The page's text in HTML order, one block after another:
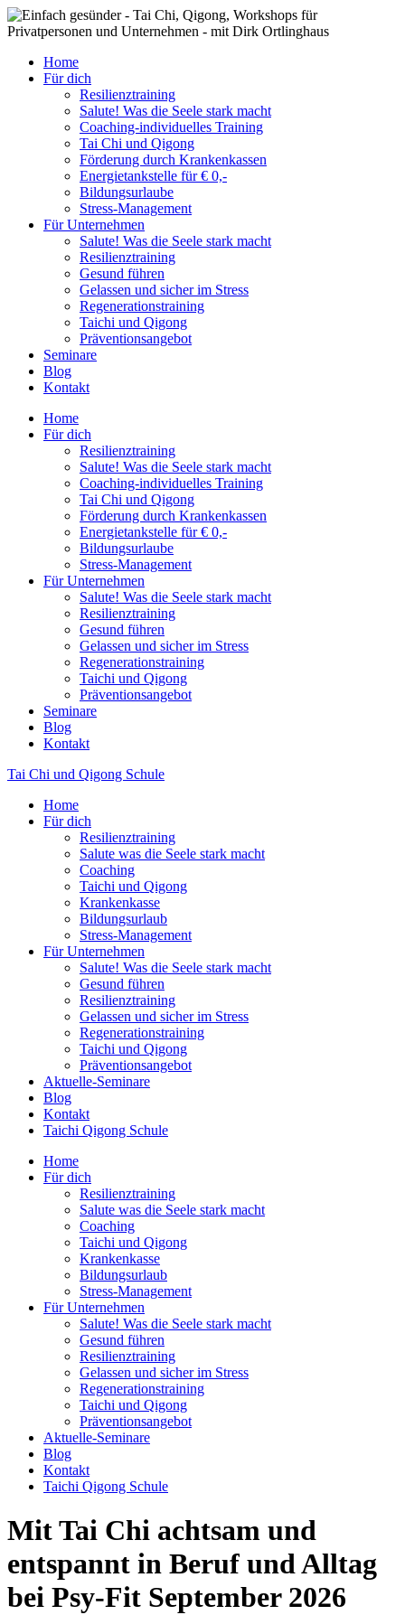
Zum
Inhalt
Home
Für dich
Resilienztraining
Salute! Was die Seele stark macht
Coaching-individuelles Training
Tai Chi und Qigong
Förderung durch Krankenkassen
Energietankstelle für € 0,-
Bildungsurlaube
Stress-Management
Für Unternehmen
Salute! Was die Seele stark macht
Resilienztraining
Gesund führen
Gelassen und sicher im Stress
Regenerationstraining
Taichi und Qigong
Präventionsangebot
Seminare
Blog
Kontakt
Home
Für dich
Resilienztraining
Salute! Was die Seele stark macht
Coaching-individuelles Training
Tai Chi und Qigong
Förderung durch Krankenkassen
Energietankstelle für € 0,-
Bildungsurlaube
Stress-Management
Für Unternehmen
Salute! Was die Seele stark macht
Resilienztraining
Gesund führen
Gelassen und sicher im Stress
Regenerationstraining
Taichi und Qigong
Präventionsangebot
Seminare
Blog
Kontakt
Tai Chi und Qigong Schule
Home
Für dich
Resilienztraining
Salute was die Seele stark macht
Coaching
Taichi und Qigong
Krankenkasse
Bildungsurlaub
Stress-Management
Für Unternehmen
Salute! Was die Seele stark macht
Gesund führen
Resilienztraining
Gelassen und sicher im Stress
Regenerationstraining
Taichi und Qigong
Präventionsangebot
Aktuelle-Seminare
Blog
Kontakt
Taichi Qigong Schule
Home
Für dich
Resilienztraining
Salute was die Seele stark macht
Coaching
Taichi und Qigong
Krankenkasse
Bildungsurlaub
Stress-Management
Für Unternehmen
Salute! Was die Seele stark macht
Gesund führen
Resilienztraining
Gelassen und sicher im Stress
Regenerationstraining
Taichi und Qigong
Präventionsangebot
Aktuelle-Seminare
Blog
Kontakt
Taichi Qigong Schule
Mit Tai Chi achtsam und
entspannt in Beruf und Alltag
bei Psy-Fit September 2026